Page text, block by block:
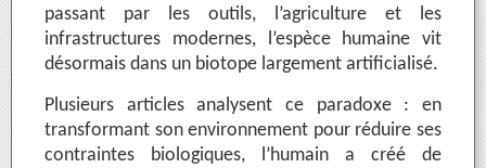
passant par les outils, l’agriculture et les
infrastructures modernes, l’espèce humaine vit
désormais dans un biotope largement artificialisé.
Plusieurs articles analysent ce paradoxe : en
transformant son environnement pour réduire ses
contraintes biologiques, l’humain a créé de